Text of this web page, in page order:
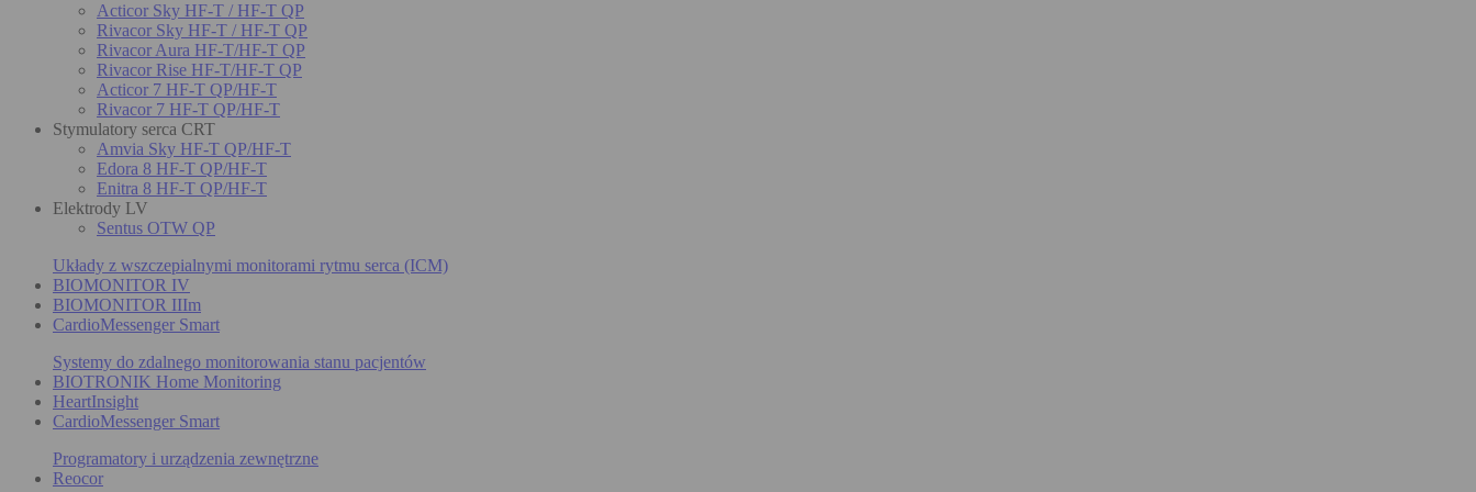
Acticor Sky HF-T / HF-T QP
Rivacor Sky HF-T / HF-T QP
Rivacor Aura HF-T/HF-T QP
Rivacor Rise HF-T/HF-T QP
Acticor 7 HF-T QP/HF-T
Rivacor 7 HF-T QP/HF-T
Stymulatory serca CRT
Amvia Sky HF-T QP/HF-T
Edora 8 HF-T QP/HF-T
Enitra 8 HF-T QP/HF-T
Elektrody LV
Sentus OTW QP
Układy z wszczepialnymi monitorami rytmu serca (ICM)
BIOMONITOR IV
BIOMONITOR IIIm
CardioMessenger Smart
Systemy do zdalnego monitorowania stanu pacjentów
BIOTRONIK Home Monitoring
HeartInsight
CardioMessenger Smart
Programatory i urządzenia zewnętrzne
Reocor